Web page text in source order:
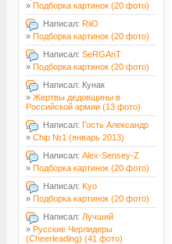
» Подборка картинок (20 фото)
Написал: RiiO
» Подборка картинок (20 фото)
Написал: SeRGAnT
» Подборка картинок (20 фото)
Написал: Кунак
» Жертвы дедовщины в
Российской армии (13 фото)
Написал: Гость Александр
» Chip №1 (январь 2013)
Написал: Alex-Sensey-Z
» Подборка картинок (20 фото)
Написал: Kyo
» Подборка картинок (20 фото)
Написал: Лучший
» Русские Черлидеры
(Cheerleading) (41 фото)